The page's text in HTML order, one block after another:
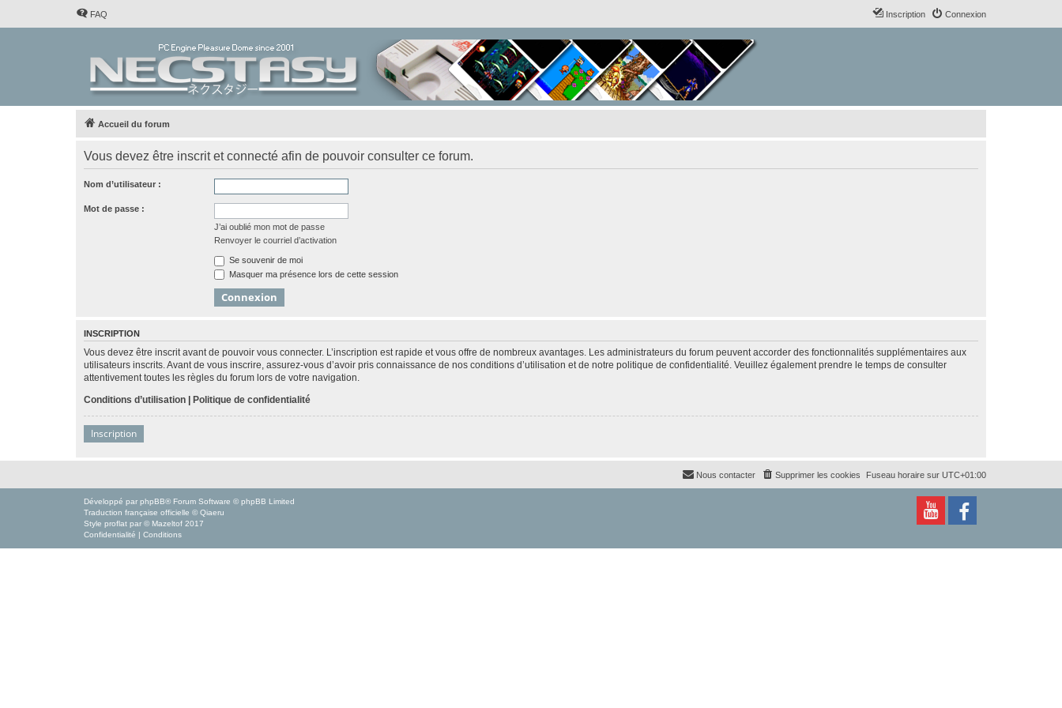
FAQ Connexion
Inscription
Accueil du forum
Vous devez être inscrit et connecté afin de pouvoir consulter ce forum.
Nom d’utilisateur :
Mot de passe :
J’ai oublié mon mot de passe
Renvoyer le courriel d’activation
Se souvenir de moi
Masquer ma présence lors de cette session
INSCRIPTION
Vous devez être inscrit avant de pouvoir vous connecter. L’inscription est rapide et vous offre de nombreux avantages. Les administrateurs du forum peuvent accorder des fonctionnalités supplémentaires aux
utilisateurs inscrits. Avant de vous inscrire, assurez-vous d’avoir pris connaissance de nos conditions d’utilisation et de notre politique de confidentialité. Veuillez également prendre le temps de consulter
attentivement toutes les règles du forum lors de votre navigation.
Conditions d’utilisation | Politique de confidentialité
Inscription
Fuseau horaire sur UTC+01:00
Supprimer les cookies
Nous contacter
Développé par phpBB® Forum Software © phpBB Limited
Traduction française officielle © Qiaeru
Style proflat par © Mazeltof 2017
Confidentialité | Conditions